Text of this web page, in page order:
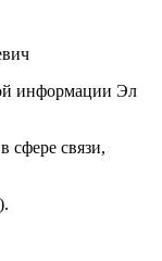
информации Эл
сфере связи,